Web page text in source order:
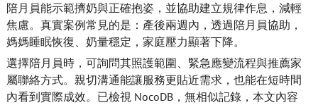
陪月員能示範擠奶與正確抱姿，並協助建立規律作息，減輕
焦慮。真實案例常見的是：產後兩週內，透過陪月員協助，
媽媽睡眠恢復、奶量穩定，家庭壓力顯著下降。
選擇陪月員時，可詢問其照護範圍、緊急應變流程與推薦家
屬聯絡方式。親切溝通能讓服務更貼近需求，也能在短時間
內看到實際成效。已檢視 NocoDB，無相似記錄，本文內容